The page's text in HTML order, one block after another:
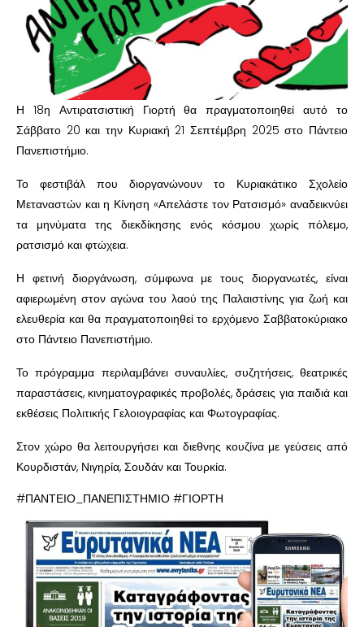
Η 18η Αντιρατσιστική Γιορτή θα πραγματοποιηθεί αυτό το
Σάββατο 20 και την Κυριακή 21 Σεπτέμβρη 2025 στο Πάντειο
Πανεπιστήμιο.
Το φεστιβάλ που διοργανώνουν το Κυριακάτικο Σχολείο
Μεταναστών και η Κίνηση «Απελάστε τον Ρατσισμό» αναδεικνύει
τα μηνύματα της διεκδίκησης ενός κόσμου χωρίς πόλεμο,
ρατσισμό και φτώχεια.
Η φετινή διοργάνωση, σύμφωνα με τους διοργανωτές, είναι
αφιερωμένη στον αγώνα του λαού της Παλαιστίνης για ζωή και
ελευθερία και θα πραγματοποιηθεί το ερχόμενο Σαββατοκύριακο
στο Πάντειο Πανεπιστήμιο.
Το πρόγραμμα περιλαμβάνει συναυλίες, συζητήσεις, θεατρικές
παραστάσεις, κινηματογραφικές προβολές, δράσεις για παιδιά και
εκθέσεις Πολιτικής Γελοιογραφίας και Φωτογραφίας.
Στον χώρο θα λειτουργήσει και διεθνης κουζίνα με γεύσεις από
Κουρδιστάν, Νιγηρία, Σουδάν και Τουρκία.
#ΠΑΝΤΕΙΟ_ΠΑΝΕΠΙΣΤΗΜΙΟ #ΓΙΟΡΤΗ